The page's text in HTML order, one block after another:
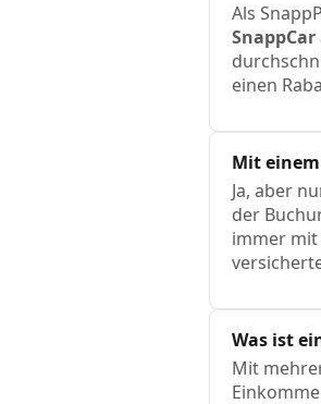
Als
SnappCar
einen
Mit einem
Ja, aber
der
immer
Was ist
Mit